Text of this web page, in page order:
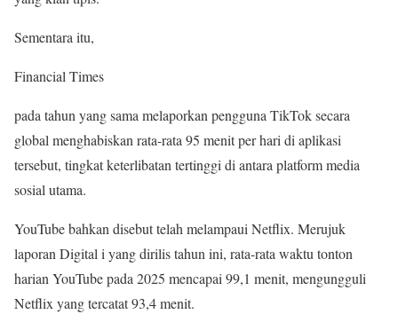
Sementara itu,
Financial Times
pada tahun yang sama melaporkan pengguna TikTok secara
global menghabiskan rata-rata 95 menit per hari di aplikasi
tersebut, tingkat keterlibatan tertinggi di antara platform media
sosial utama.
YouTube bahkan disebut telah melampaui Netflix. Merujuk
laporan Digital i yang dirilis tahun ini, rata-rata waktu tonton
harian YouTube pada 2025 mencapai 99,1 menit, mengungguli
Netflix yang tercatat 93,4 menit.